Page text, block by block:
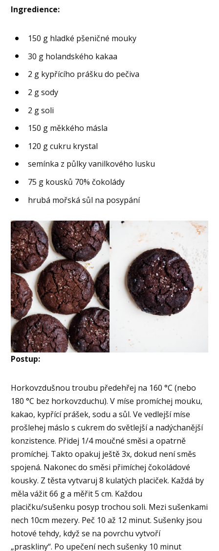
Ingredience:
150 g hladké pšeničné mouky
30 g holandského kakaa
2 g kypřícího prášku do pečiva
2 g sody
2 g soli
150 g měkkého másla
120 g cukru krystal
semínka z půlky vanilkového lusku
75 g kousků 70% čokolády
hrubá mořská sůl na posypání
Postup:
Horkovzdušnou troubu předehřej na 160 °C (nebo
180 °C bez horkovzduchu). V míse promíchej mouku,
kakao, kypřící prášek, sodu a sůl. Ve vedlejší míse
prošlehej máslo s cukrem do světlejší a nadýchanější
konzistence. Přidej 1/4 moučné směsi a opatrně
promíchej. Takto opakuj ještě 3x, dokud není směs
spojená. Nakonec do směsi přimíchej čokoládové
kousky. Z těsta vytvaruj 8 kulatých placiček. Každá by
měla vážit 66 g a měřit 5 cm. Každou
placičku/sušenku posyp trochou soli. Mezi sušenkami
nech 10cm mezery. Peč 10 až 12 minut. Sušenky jsou
hotové tehdy, když se na povrchu vytvoří
„praskliny“. Po upečení nech sušenky 10 minut